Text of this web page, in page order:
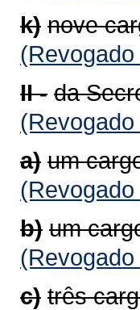
k) nove
II - da
a) um
b) um
c) três